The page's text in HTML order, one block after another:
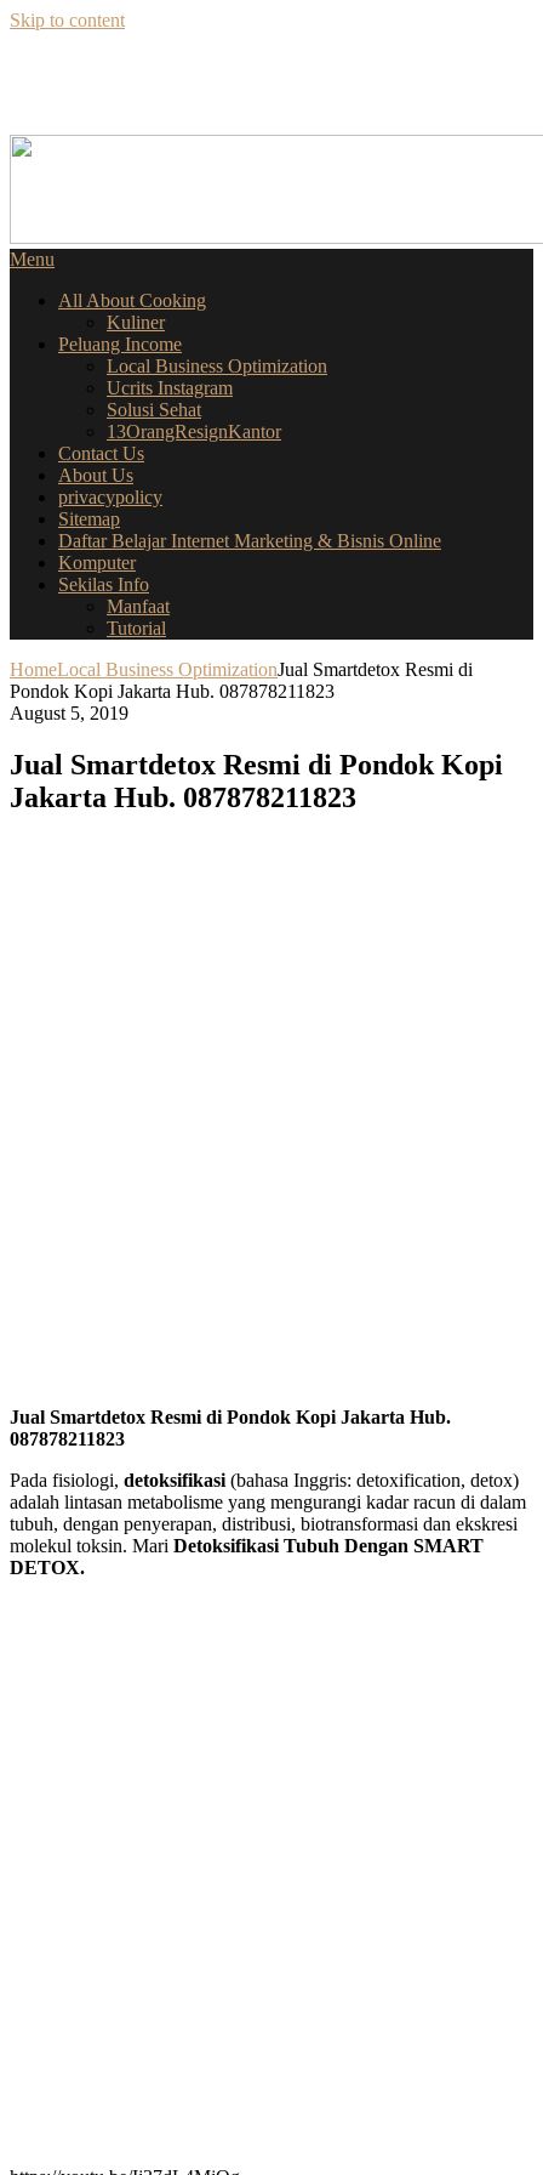
Skip to content
Menu
All About Cooking
Kuliner
Peluang Income
Local Business Optimization
Ucrits Instagram
Solusi Sehat
13OrangResignKantor
Contact Us
About Us
privacypolicy
Sitemap
Daftar Belajar Internet Marketing & Bisnis Online
Komputer
Sekilas Info
Manfaat
Tutorial
HomeLocal Business OptimizationJual Smartdetox Resmi di
Pondok Kopi Jakarta Hub. 087878211823
August 5, 2019
Jual Smartdetox Resmi di Pondok Kopi
Jakarta Hub. 087878211823
Jual Smartdetox Resmi di Pondok Kopi Jakarta Hub.
087878211823
Pada fisiologi, detoksifikasi (bahasa Inggris: detoxification, detox)
adalah lintasan metabolisme yang mengurangi kadar racun di dalam
tubuh, dengan penyerapan, distribusi, biotransformasi dan ekskresi
molekul toksin. Mari Detoksifikasi Tubuh Dengan SMART
DETOX.